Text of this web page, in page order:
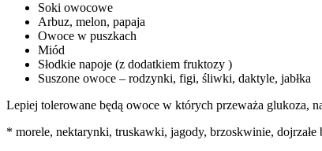
Soki owocowe
Arbuz, melon, papaja
Owoce w puszkach
Miód
Słodkie napoje (z dodatkiem fruktozy )
Suszone owoce – rodzynki, figi, śliwki, daktyle, jabłka
Lepiej tolerowane będą owoce w których przeważa glukoza,
* morele, nektarynki, truskawki, jagody, brzoskwinie,